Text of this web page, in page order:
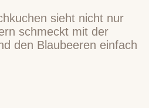
sieht nicht nur
schmeckt mit der
den Blaubeeren einfach